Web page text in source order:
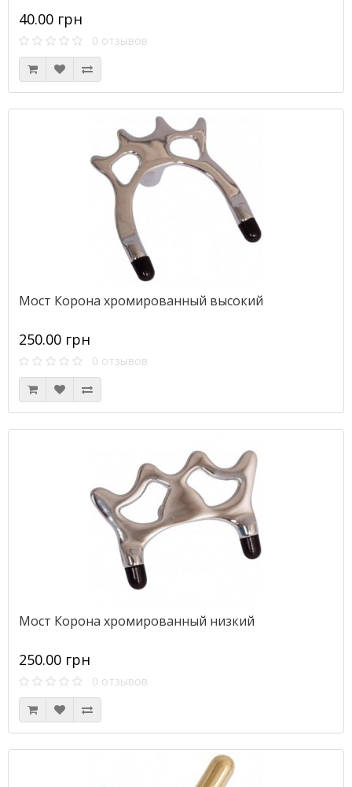
40.00 грн
0 отзывов
Мост Корона хромированный высокий
250.00 грн
0 отзывов
Мост Корона хромированный низкий
250.00 грн
0 отзывов